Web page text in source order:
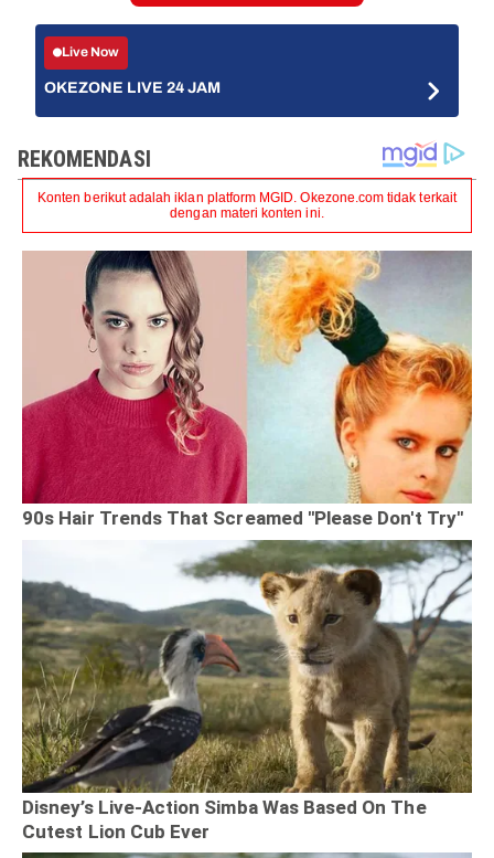
Live Now
OKEZONE LIVE 24 JAM